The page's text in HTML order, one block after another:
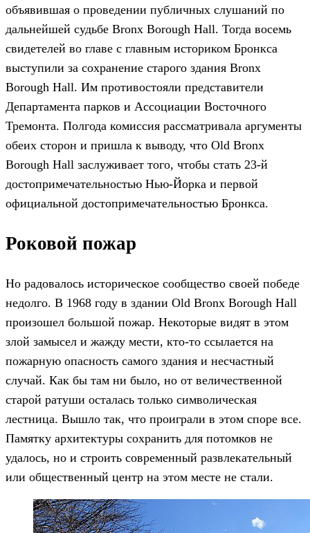
объявившая о проведении публичных слушаний по
дальнейшей судьбе Bronx Borough Hall. Тогда восемь
свидетелей во главе с главным историком Бронкса
выступили за сохранение старого здания Bronx
Borough Hall. Им противостояли представители
Департамента парков и Ассоциации Восточного
Тремонта. Полгода комиссия рассматривала аргументы
обеих сторон и пришла к выводу, что Old Bronx
Borough Hall заслуживает того, чтобы стать 23-й
достопримечательностью Нью-Йорка и первой
официальной достопримечательностью Бронкса.
Роковой пожар
Но радовалось историческое сообщество своей победе
недолго. В 1968 году в здании Old Bronx Borough Hall
произошел большой пожар. Некоторые видят в этом
злой замысел и жажду мести, кто-то ссылается на
пожарную опасность самого здания и несчастный
случай. Как бы там ни было, но от величественной
старой ратуши осталась только символическая
лестница. Вышло так, что проиграли в этом споре все.
Памятку архитектуры сохранить для потомков не
удалось, но и строить современный развлекательный
или общественный центр на этом месте не стали.